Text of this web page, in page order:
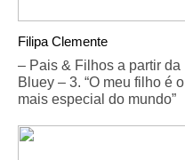
Filipa Clemente
– Pais & Filhos a partir da
Bluey – 3. “O meu filho é o
mais especial do mundo”